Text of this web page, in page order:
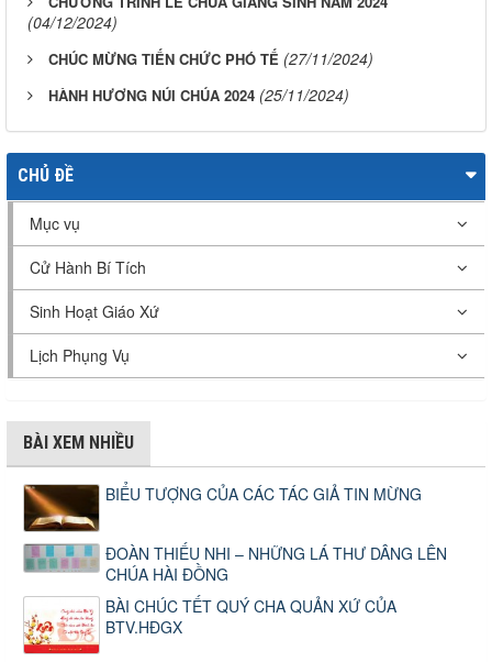
(04/12/2024)
CHÚC MỪNG TIẾN CHỨC PHÓ TẾ (27/11/2024)
HÀNH HƯƠNG NÚI CHÚA 2024 (25/11/2024)
CHỦ ĐỀ
Mục vụ
Cử Hành Bí Tích
Sinh Hoạt Giáo Xứ
Lịch Phụng Vụ
BÀI XEM NHIỀU
BIỂU TƯỢNG CỦA CÁC TÁC GIẢ TIN MỪNG
ĐOÀN THIẾU NHI – NHỮNG LÁ THƯ DÂNG LÊN
CHÚA HÀI ĐỒNG
BÀI CHÚC TẾT QUÝ CHA QUẢN XỨ CỦA
BTV.HĐGX